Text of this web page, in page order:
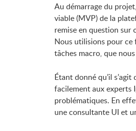
Au démarrage du
viable (MVP) de la
remise en question sur
Nous utilisions pour ce
tâches macro, que
Étant donné qu’il
facilement aux experts
problématiques. En
une consultante UI et